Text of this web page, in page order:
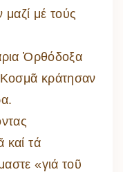
μέ τούς
Ὀρθόδοξα
κράτησαν
καί τά
«γιά τοῦ